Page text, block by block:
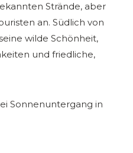
Strände, aber
an. Südlich von
wilde Schönheit,
und friedliche,